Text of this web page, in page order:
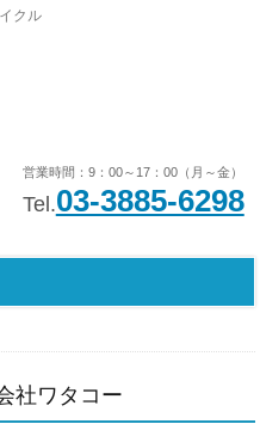
クル
営業時間：9：00～17：00（月～金）
Tel.03-3885-6298
社ワタコー